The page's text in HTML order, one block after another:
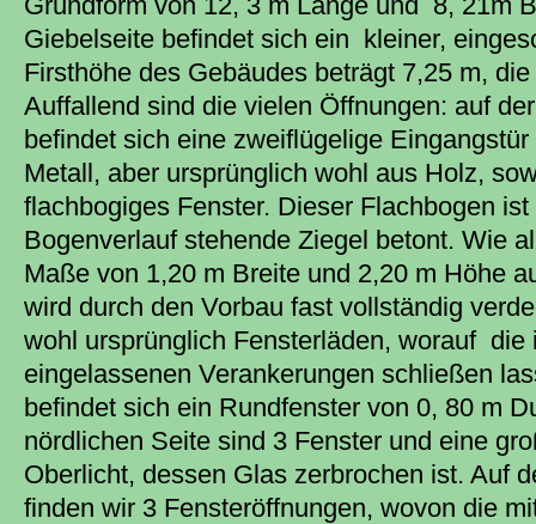
Giebelseite befindet sich ein kleiner,
Firsthöhe des Gebäudes beträgt 7,25 m,
Auffallend sind die vielen Öffnungen: auf
befindet sich eine zweiflügelige
Metall, aber ursprünglich wohl aus Holz,
flachbogiges Fenster. Dieser Flachbogen
Bogenverlauf stehende Ziegel betont. Wie
Maße von 1,20 m Breite und 2,20 m Höhe
wird durch den Vorbau fast vollständig
wohl ursprünglich Fensterläden, worauf die
eingelassenen Verankerungen schließen
befindet sich ein Rundfenster von 0, 80 m
nördlichen Seite sind 3 Fenster und eine
Oberlicht, dessen Glas zerbrochen ist. Auf
finden wir 3 Fensteröffnungen, wovon die